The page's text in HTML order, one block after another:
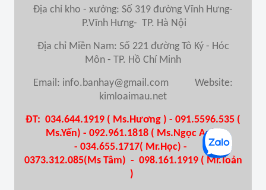
Địa chỉ kho - xưởng: Số 319 đường Vĩnh Hưng-
P.Vĩnh Hưng- TP. Hà Nội
Địa chỉ Miền Nam: Số 221 đường Tô Ký - Hóc
Môn - TP. Hồ Chí Minh
Email: info.banhay@gmail.com Website:
kimloaimau.net
ĐT: 034.644.1919 ( Ms.Hương ) - 091.5596.535 (
Ms.Yến) - 092.961.1818 ( Ms.Ngọc Anh)
- 034.655.1717( Mr.Học) -
0373.312.085(Ms Tâm) - 098.161.1919 ( Mr.Toản
)